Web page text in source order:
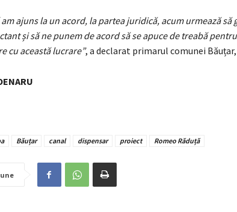
am ajuns la un acord, la partea juridică, acum urmează să
și să ne punem de acord să se apuce de treabă
cu această lucrare”, a declarat primarul comunei
Băuțar canal dispensar proiect Romeo Răduță